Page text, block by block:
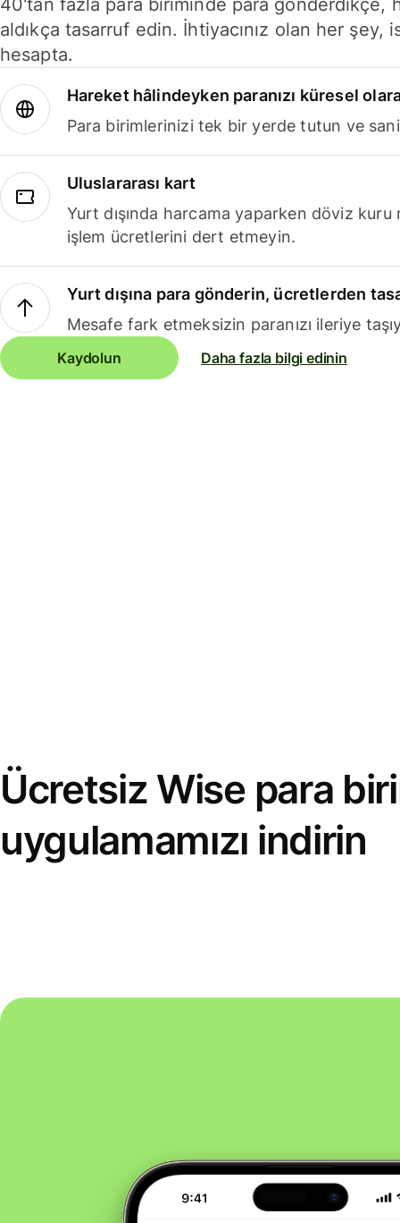
aldıkça tasarruf edin. İhtiyacınız olan her
hesapta.
Hareket hâlindeyken paranızı küresel
Para birimlerinizi tek bir yerde tutun ve
Uluslararası kart
Yurt dışında harcama yaparken döviz kuru
işlem ücretlerini dert etmeyin.
Yurt dışına para gönderin, ücretlerden
Mesafe fark etmeksizin paranızı ileriye
Kaydolun Daha fazla bilgi edinin
Ücretsiz Wise para
uygulamamızı indirin